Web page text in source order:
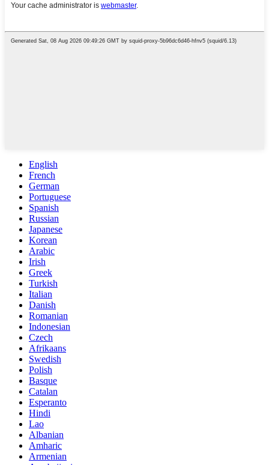
English
French
German
Portuguese
Spanish
Russian
Japanese
Korean
Arabic
Irish
Greek
Turkish
Italian
Danish
Romanian
Indonesian
Czech
Afrikaans
Swedish
Polish
Basque
Catalan
Esperanto
Hindi
Lao
Albanian
Amharic
Armenian